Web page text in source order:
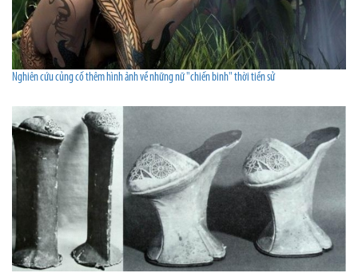
Nghiên cứu củng cố thêm hình ảnh về những nữ "chiến binh" thời tiền sử